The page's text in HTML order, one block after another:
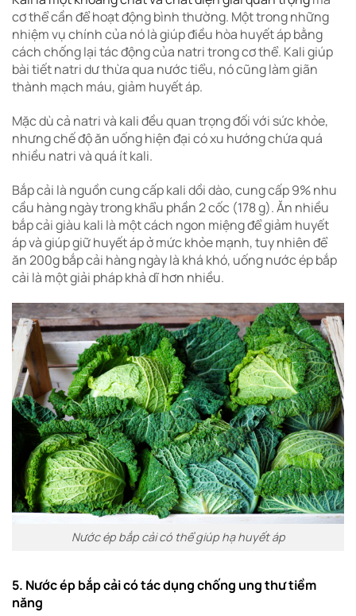
cơ thể cần để hoạt động bình thường. Một trong những
nhiệm vụ chính của nó là giúp điều hòa huyết áp bằng
cách chống lại tác động của natri trong cơ thể. Kali giúp
bài tiết natri dư thừa qua nước tiểu, nó cũng làm giãn
thành mạch máu, giảm huyết áp.
Mặc dù cả natri và kali đều quan trọng đối với sức khỏe,
nhưng chế độ ăn uống hiện đại có xu hướng chứa quá
nhiều natri và quá ít kali.
Bắp cải là nguồn cung cấp kali dồi dào, cung cấp 9% nhu
cầu hàng ngày trong khẩu phần 2 cốc (178 g).Ăn nhiều
bắp cải giàu kali là một cách ngon miệng để giảm huyết
áp và giúp giữ huyết áp ở mức khỏe mạnh, tuy nhiên để
ăn 200g bắp cải hàng ngày là khá khó, uống nước ép bắp
cải là một giải pháp khả dĩ hơn nhiều.
Nước ép bắp cải có thể giúp hạ huyết áp
5. Nước ép bắp cải có tác dụng chống ung thư tiềm
năng